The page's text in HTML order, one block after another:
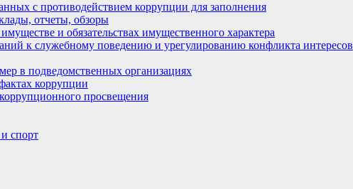
с противодействием коррупции для заполнения
отчеты, обзоры
и обязательствах имущественного характера
к служебному поведению и урегулированию конфликта интересов
в подведомственных организациях
коррупции
просвещения
спорт